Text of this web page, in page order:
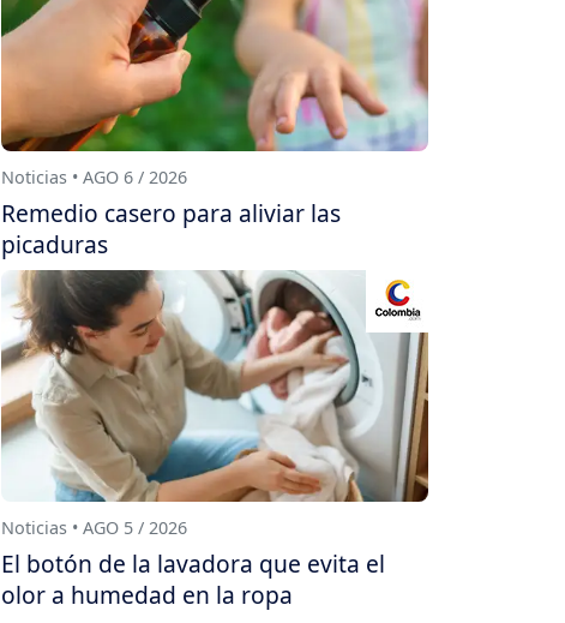
Noticias • AGO 6 / 2026
Remedio casero para aliviar las
picaduras
Noticias • AGO 5 / 2026
El botón de la lavadora que evita el
olor a humedad en la ropa